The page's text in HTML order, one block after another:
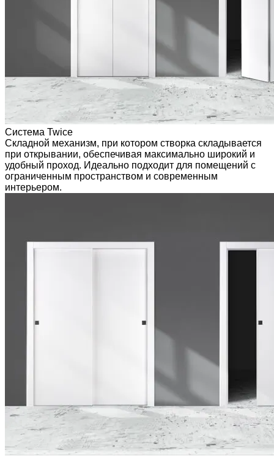
Система Twice
Складной механизм, при котором створка складывается
при открывании, обеспечивая максимально широкий и
удобный проход. Идеально подходит для помещений с
ограниченным пространством и современным
интерьером.